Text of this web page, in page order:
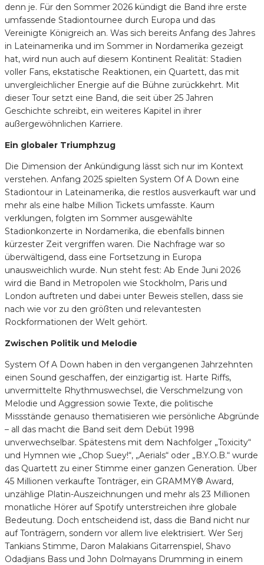
denn je. Für den Sommer 2026 kündigt die Band ihre erste
umfassende Stadiontournee durch Europa und das
Vereinigte Königreich an. Was sich bereits Anfang des Jahres
in Lateinamerika und im Sommer in Nordamerika gezeigt
hat, wird nun auch auf diesem Kontinent Realität: Stadien
voller Fans, ekstatische Reaktionen, ein Quartett, das mit
unvergleichlicher Energie auf die Bühne zurückkehrt. Mit
dieser Tour setzt eine Band, die seit über 25 Jahren
Geschichte schreibt, ein weiteres Kapitel in ihrer
außergewöhnlichen Karriere.
Ein globaler Triumphzug
Die Dimension der Ankündigung lässt sich nur im Kontext
verstehen. Anfang 2025 spielten System Of A Down eine
Stadiontour in Lateinamerika, die restlos ausverkauft war und
mehr als eine halbe Million Tickets umfasste. Kaum
verklungen, folgten im Sommer ausgewählte
Stadionkonzerte in Nordamerika, die ebenfalls binnen
kürzester Zeit vergriffen waren. Die Nachfrage war so
überwältigend, dass eine Fortsetzung in Europa
unausweichlich wurde. Nun steht fest: Ab Ende Juni 2026
wird die Band in Metropolen wie Stockholm, Paris und
London auftreten und dabei unter Beweis stellen, dass sie
nach wie vor zu den größten und relevantesten
Rockformationen der Welt gehört.
Zwischen Politik und Melodie
System Of A Down haben in den vergangenen Jahrzehnten
einen Sound geschaffen, der einzigartig ist. Harte Riffs,
unvermittelte Rhythmuswechsel, die Verschmelzung von
Melodie und Aggression sowie Texte, die politische
Missstände genauso thematisieren wie persönliche Abgründe
– all das macht die Band seit dem Debüt 1998
unverwechselbar. Spätestens mit dem Nachfolger „Toxicity“
und Hymnen wie „Chop Suey!“, „Aerials“ oder „B.Y.O.B.“ wurde
das Quartett zu einer Stimme einer ganzen Generation. Über
45 Millionen verkaufte Tonträger, ein GRAMMY® Award,
unzählige Platin-Auszeichnungen und mehr als 23 Millionen
monatliche Hörer auf Spotify unterstreichen ihre globale
Bedeutung. Doch entscheidend ist, dass die Band nicht nur
auf Tonträgern, sondern vor allem live elektrisiert. Wer Serj
Tankians Stimme, Daron Malakians Gitarrenspiel, Shavo
Odadjians Bass und John Dolmayans Drumming in einem